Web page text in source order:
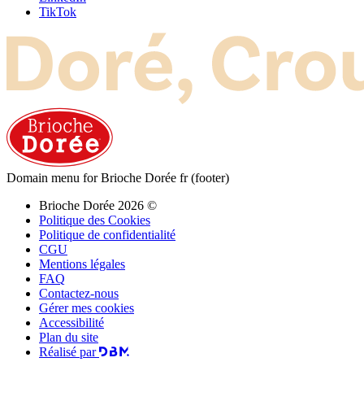
TikTok
Domain menu for Brioche Dorée fr (footer)
Brioche Dorée 2026 ©
Politique des Cookies
Politique de confidentialité
CGU
Mentions légales
FAQ
Contactez-nous
Gérer mes cookies
Accessibilité
Plan du site
Réalisé par